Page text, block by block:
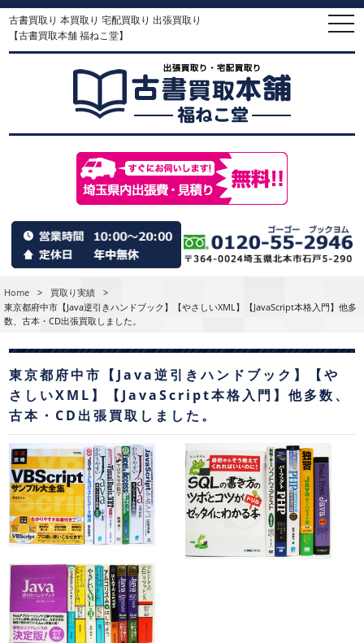
古書買取り 本買取り 宅配買取り 出張買取り
【古書買取本舗 福ねこ堂】
Home > 買取り実績
>
東京都府中市【Java逆引きハンドブック】【やさしいXML】【JavaScript本格入門】他多
数、古本・CD出張買取しました。
東京都府中市【Java逆引きハンドブック】【や
さしいXML】【JavaScript本格入門】他多数、
古本・CD出張買取しました。